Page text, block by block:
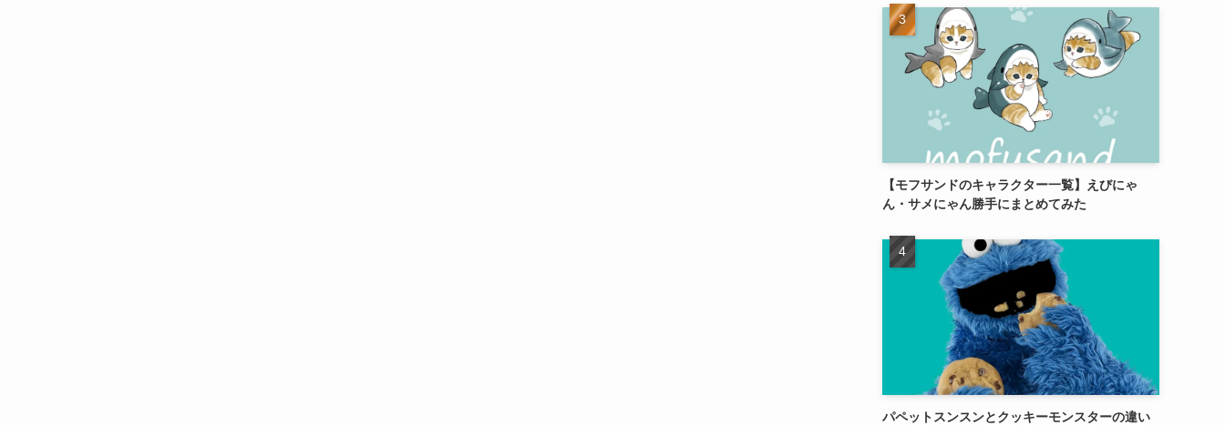
【モフサンドのキャラクター一覧】えびにゃ
ん・サメにゃん勝手にまとめてみた
パペットスンスンとクッキーモンスターの違い